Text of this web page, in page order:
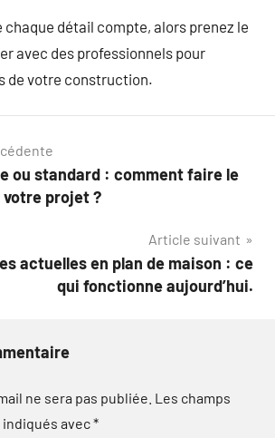
chaque détail compte, alors prenez le
avec des professionnels pour
de votre construction.
ou standard : comment faire le
projet ?
Article suivant
actuelles en plan de maison : ce
qui fonctionne aujourd’hui.
ne sera pas publiée. Les champs
avec*